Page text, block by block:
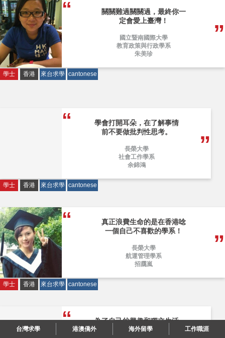
台灣求學 港澳僑外 海外留學 工作職涯
關關難過關關過，最終你一
定會愛上臺灣！
國立暨南國際大學
教育政策與行政學系
朱美珍
學士 香港 來台求學 cantonese
學會打開耳朵，在了解事情
前不要做批判性思考。
長榮大學
社會工作學系
余錦鴻
學士 香港 來台求學 cantonese
真正浪費生命的是在香港唸
一個自己不喜歡的學系！
長榮大學
航運管理學系
招靄嵐
學士 香港 來台求學 cantonese
為了自己的興趣和獨立生活
而來台唸書。